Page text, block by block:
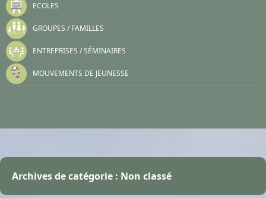
ECOLES
GROUPES / FAMILLES
ENTREPRISES / SÉMINAIRES
MOUVEMENTS DE JEUNESSE
Archives de catégorie : Non classé